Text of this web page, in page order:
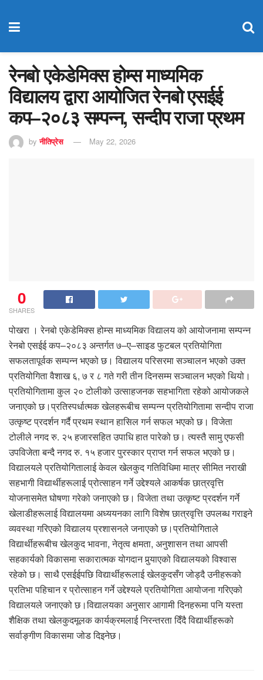
रेनबो एकेडेमिक्स होम्स माध्यमिक
विद्यालय द्वारा आयोजित रेनबो एसईई
कप–२०८३ सम्पन्न, सन्दीप राजा प्रथम
by नीतिप्रेस May 22, 2026
0
SHARES
पोखरा । रेनबो एकेडेमिक्स होम्स माध्यमिक विद्यालय को आयोजनामा सम्पन्न
रेनबो एसईई कप–२०८३ अन्तर्गत ७–ए–साइड फुटबल प्रतियोगिता
सफलतापूर्वक सम्पन्न भएको छ। विद्यालय परिसरमा सञ्चालन भएको उक्त
प्रतियोगिता वैशाख ६, ७ र ८ गते गरी तीन दिनसम्म सञ्चालन भएको थियो।
प्रतियोगितामा कुल २० टोलीको उत्साहजनक सहभागिता रहेको आयोजकले
जनाएको छ।प्रतिस्पर्धात्मक खेलहरूबीच सम्पन्न प्रतियोगितामा सन्दीप राजा
उत्कृष्ट प्रदर्शन गर्दै प्रथम स्थान हासिल गर्न सफल भएको छ। विजेता
टोलीले नगद रु. २५ हजारसहित उपाधि हात पारेको छ। त्यस्तै सामु एफसी
उपविजेता बन्दै नगद रु. १५ हजार पुरस्कार प्राप्त गर्न सफल भएको छ।
विद्यालयले प्रतियोगितालाई केवल खेलकुद गतिविधिमा मात्र सीमित नराखी
सहभागी विद्यार्थीहरूलाई प्रोत्साहन गर्ने उद्देश्यले आकर्षक छात्रवृत्ति
योजनासमेत घोषणा गरेको जनाएको छ। विजेता तथा उत्कृष्ट प्रदर्शन गर्ने
खेलाडीहरूलाई विद्यालयमा अध्ययनका लागि विशेष छात्रवृत्ति उपलब्ध गराइने
व्यवस्था गरिएको विद्यालय प्रशासनले जनाएको छ।प्रतियोगिताले
विद्यार्थीहरूबीच खेलकुद भावना, नेतृत्व क्षमता, अनुशासन तथा आपसी
सहकार्यको विकासमा सकारात्मक योगदान पुर्‍याएको विद्यालयको विश्वास
रहेको छ। साथै एसईईपछि विद्यार्थीहरूलाई खेलकुदसँग जोड्दै उनीहरूको
प्रतिभा पहिचान र प्रोत्साहन गर्ने उद्देश्यले प्रतियोगिता आयोजना गरिएको
विद्यालयले जनाएको छ।विद्यालयका अनुसार आगामी दिनहरूमा पनि यस्ता
शैक्षिक तथा खेलकुदमूलक कार्यक्रमलाई निरन्तरता दिँदै विद्यार्थीहरूको
सर्वाङ्गीण विकासमा जोड दिइनेछ।